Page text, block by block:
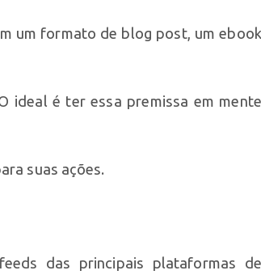
um formato de blog post, um ebook
ideal é ter essa premissa em mente
suas ações.
das principais plataformas de